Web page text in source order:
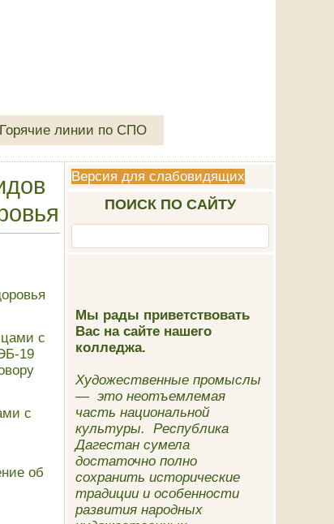
Горячие линии по СПО
с
19
с
об
Версия для слабовидящих
ПОИСК ПО САЙТУ
Мы рады приветствовать
Вас на сайте нашего
колледжа.
Художественные промыслы
— это неотъемлемая
часть национальной
культуры. Республика
Дагестан сумела
достаточно полно
сохранить исторические
традиции и особенности
развития народных